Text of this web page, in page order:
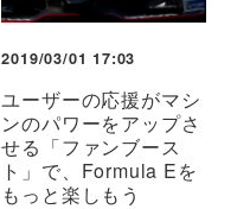
2019/03/01 17:03
ユーザーの応援がマシ
ンのパワーをアップさ
せる「ファンブース
ト」で、Formula Eを
もっと楽しもう